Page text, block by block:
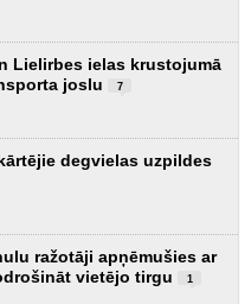
Lielirbes ielas krustojumā
joslu
7
degvielas uzpildes
ražotāji apņēmušies ar
vietējo tirgu
1